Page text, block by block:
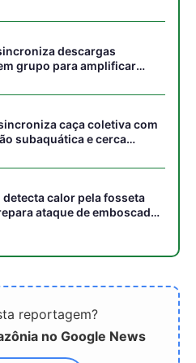
descargas
grupo para amplificar
na Amazônia
caça coletiva com
subaquática e cerca
calor pela fosseta
ataque de emboscada
reportagem?
no Google News